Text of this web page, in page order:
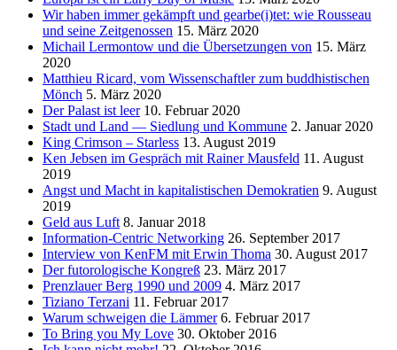
Wir haben immer gekämpft und gearbe(i)tet: wie Rousseau
und seine Zeitgenossen 15. März 2020
Michail Lermontow und die Übersetzungen von 15. März
2020
Matthieu Ricard, vom Wissenschaftler zum buddhistischen
Mönch 5. März 2020
Der Palast ist leer 10. Februar 2020
Stadt und Land — Siedlung und Kommune 2. Januar 2020
King Crimson – Starless 13. August 2019
Ken Jebsen im Gespräch mit Rainer Mausfeld 11. August
2019
Angst und Macht in kapitalistischen Demokratien 9. August
2019
Geld aus Luft 8. Januar 2018
Information-Centric Networking 26. September 2017
Interview von KenFM mit Erwin Thoma 30. August 2017
Der futorologische Kongreß 23. März 2017
Prenzlauer Berg 1990 und 2009 4. März 2017
Tiziano Terzani 11. Februar 2017
Warum schweigen die Lämmer 6. Februar 2017
To Bring you My Love 30. Oktober 2016